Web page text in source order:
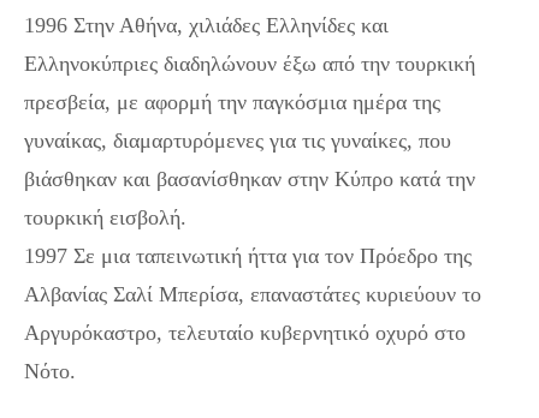
1996 Στην Αθήνα, χιλιάδες Ελληνίδες και
Ελληνοκύπριες διαδηλώνουν έξω από την τουρκική
πρεσβεία, με αφορμή την παγκόσμια ημέρα της
γυναίκας, διαμαρτυρόμενες για τις γυναίκες, που
βιάσθηκαν και βασανίσθηκαν στην Κύπρο κατά την
τουρκική εισβολή.
1997 Σε μια ταπεινωτική ήττα για τον Πρόεδρο της
Αλβανίας Σαλί Μπερίσα, επαναστάτες κυριεύουν το
Αργυρόκαστρο, τελευταίο κυβερνητικό οχυρό στο
Νότο.